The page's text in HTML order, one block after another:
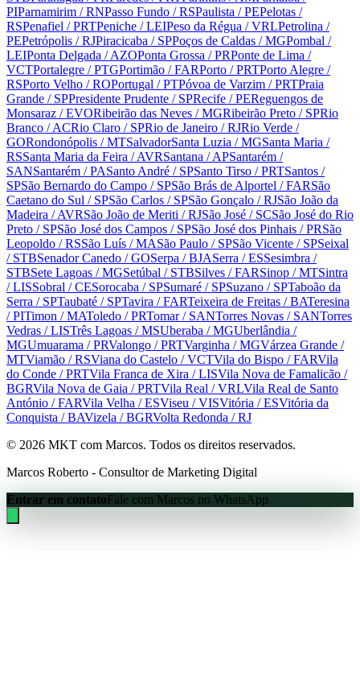
PIParnamirim / RNPasso Fundo / RSPaulista / PEPelotas /
RSPenafiel / PRTPeniche / LEIPeso da Régua / VRLPetrolina /
PEPetrópolis / RJPiracicaba / SPPoços de Caldas / MGPombal /
LEIPonta Delgada / AZOPonta Grossa / PRPonte de Lima /
VCTPortalegre / PTGPortimão / FARPorto / PRTPorto Alegre /
RSPorto Velho / ROPortugal / PTPóvoa de Varzim / PRTPraia
Grande / SPPresidente Prudente / SPRecife / PEReguengos de
Monsaraz / EVORibeirão das Neves / MGRibeirão Preto / SPRio
Branco / ACRio Claro / SPRio de Janeiro / RJRio Verde /
GORondonópolis / MTSalvadorSanta Luzia / MGSanta Maria /
RSSanta Maria da Feira / AVRSantana / APSantarém /
SANSantarém / PASanto André / SPSanto Tirso / PRTSantos /
SPSão Bernardo do Campo / SPSão Brás de Alportel / FARSão
Caetano do Sul / SPSão Carlos / SPSão Gonçalo / RJSão João da
Madeira / AVRSão João de Meriti / RJSão José / SCSão José do Rio
Preto / SPSão José dos Campos / SPSão José dos Pinhais / PRSão
Leopoldo / RSSão Luís / MASão Paulo / SPSão Vicente / SPSeixal
/ STBSenador Canedo / GOSerpa / BJASerra / ESSesimbra /
STBSete Lagoas / MGSetúbal / STBSilves / FARSinop / MTSintra
/ LISSobral / CESorocaba / SPSumaré / SPSuzano / SPTaboão da
Serra / SPTaubaté / SPTavira / FARTeixeira de Freitas / BATeresina
/ PITimon / MAToledo / PRTomar/ SANTorres Novas / SANTorres
Vedras / LISTrês Lagoas / MSUberaba / MGUberlândia /
MGUmuarama / PRValongo / PRTVarginha / MGVárzea Grande /
MTViamão / RSViana do Castelo / VCTVila do Bispo / FARVila
do Conde / PRTVila Franca de Xira / LISVila Nova de Famalicão /
BGRVila Nova de Gaia / PRTVila Real / VRLVila Real de Santo
António / FARVila Velha / ESViseu / VISVitória / ESVitória da
Conquista / BAVizela / BGRVolta Redonda / RJ
© 2026 MKT com Marcos. Todos os direitos reservados.
Marcos Roberto - Consultor de Marketing Digital
Entrar em contatoFale com Marcos no WhatsApp